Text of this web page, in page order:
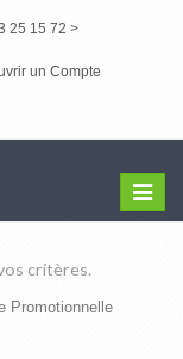
25 15 72 >
un Compte
Menu
critères.
Promotionnelle